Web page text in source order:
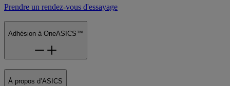
Prendre un rendez-vous d'essayage
Adhésion à OneASICS™
À propos d’ASICS